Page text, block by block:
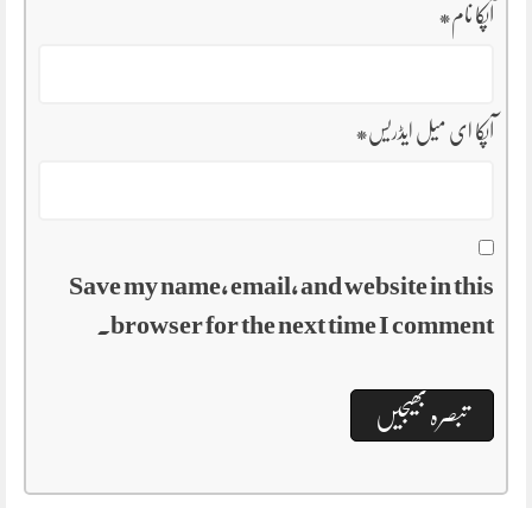
آپکا نام*
آپکا ای میل ایڈریس*
Save my name, email, and website in this
browser for the next time I comment.